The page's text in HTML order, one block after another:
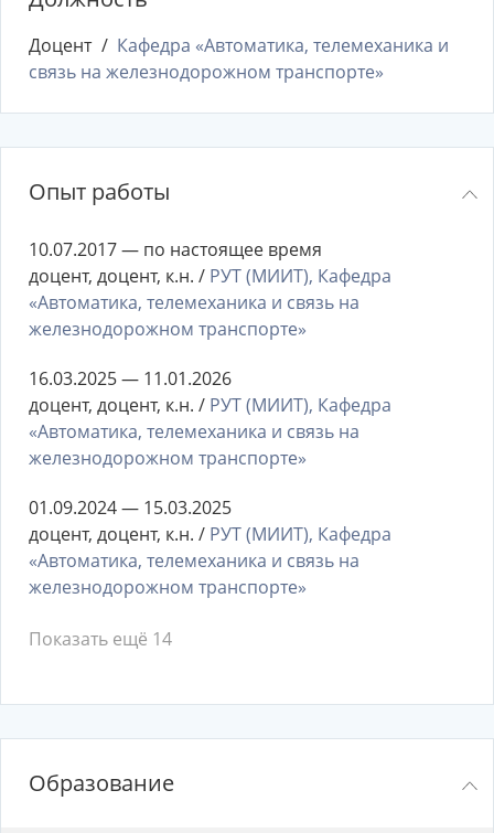
Доцент
Кафедра «Автоматика, телемеханика и
связь на железнодорожном транспорте»
Опыт работы
10.07.2017 — по настоящее время
доцент, доцент, к.н. / РУТ (МИИТ), Кафедра
«Автоматика, телемеханика и связь на
железнодорожном транспорте»
16.03.2025 — 11.01.2026
доцент, доцент, к.н. / РУТ (МИИТ), Кафедра
«Автоматика, телемеханика и связь на
железнодорожном транспорте»
01.09.2024 — 15.03.2025
доцент, доцент, к.н. / РУТ (МИИТ), Кафедра
«Автоматика, телемеханика и связь на
железнодорожном транспорте»
Показать ещё 14
Образование